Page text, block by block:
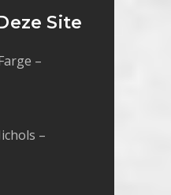
Site
–
–